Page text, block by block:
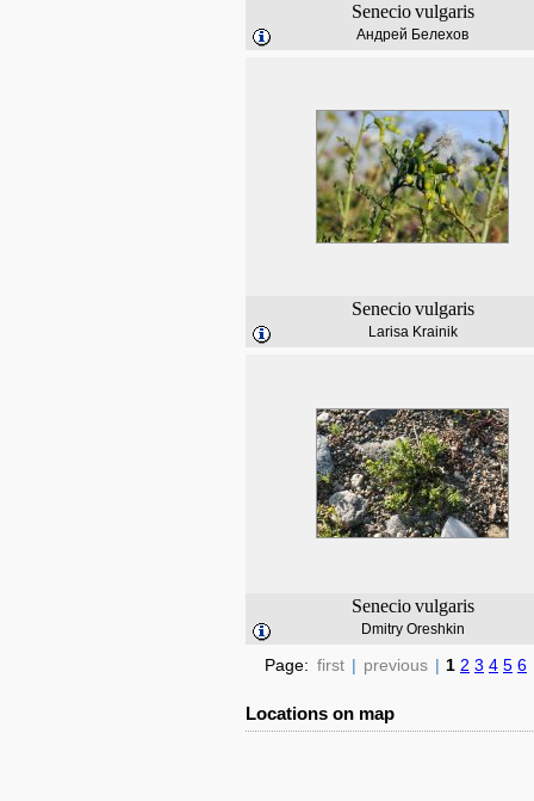
Senecio vulgaris
Андрей Белехов
Senecio vulgaris
Larisa Krainik
Senecio vulgaris
Dmitry Oreshkin
Page: first | previous | 1 2 3 4 5 6
Locations on map